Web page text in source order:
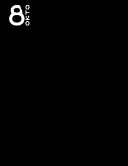
Zum
Inhalt
springen